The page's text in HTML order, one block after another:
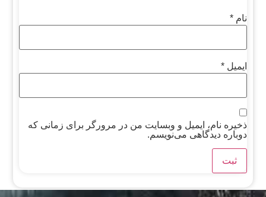
نام*
ایمیل*
ذخیره نام، ایمیل و وبسایت من در مرورگر برای زمانی که
دوباره دیدگاهی می‌نویسم.